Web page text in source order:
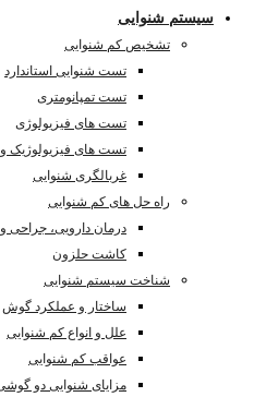
سیستم شنوایی
تشخیص کم شنوایی
تست شنوایی استاندارد
تست تمپانومتری
تست های فیزیولوژی
تست های فیزیولوژیک و
غربالگری شنوایی
راه حل های کم شنوایی
درمان دارویی،
کاشت حلزون
شناخت سیستم شنوایی
ساختار و عملکرد گوش
علل و انواع کم شنوایی
عواقب کم شنوایی
مزایای شنوایی دو